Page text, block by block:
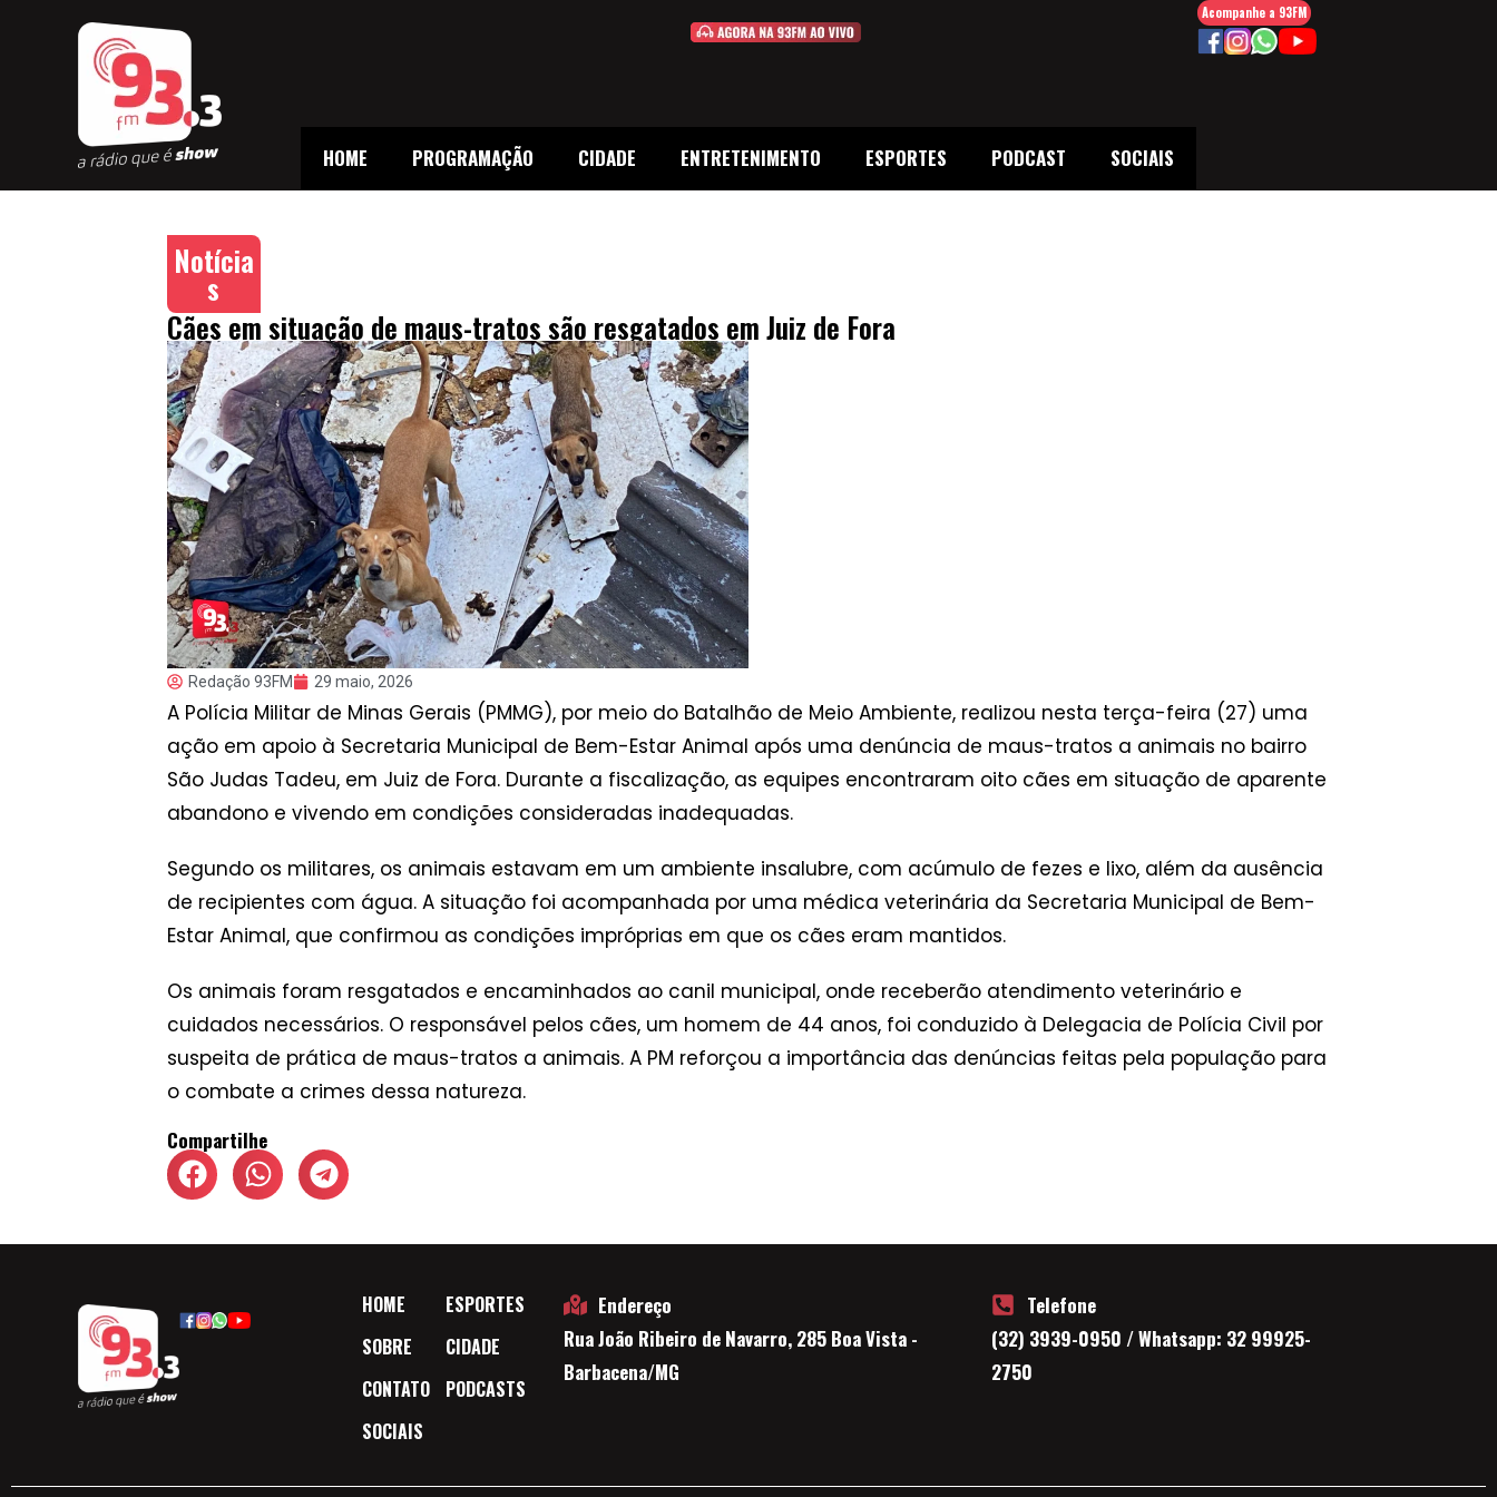
HOME PROGRAMAÇÃO CIDADE ENTRETENIMENTO ESPORTES PODCAST SOCIAIS
Acompanhe a 93FM
Notícia
s
Cães em situação de maus-tratos são resgatados em Juiz de Fora
Redação 93FM 29 maio, 2026
A Polícia Militar de Minas Gerais (PMMG), por meio do Batalhão de Meio Ambiente, realizou nesta terça-feira (27) uma
ação em apoio à Secretaria Municipal de Bem-Estar Animal após uma denúncia de maus-tratos a animais no bairro
São Judas Tadeu, em Juiz de Fora. Durante a fiscalização, as equipes encontraram oito cães em situação de aparente
abandono e vivendo em condições consideradas inadequadas.
Segundo os militares, os animais estavam em um ambiente insalubre, com acúmulo de fezes e lixo, além da ausência
de recipientes com água. A situação foi acompanhada por uma médica veterinária da Secretaria Municipal de Bem-
Estar Animal, que confirmou as condições impróprias em que os cães eram mantidos.
Os animais foram resgatados e encaminhados ao canil municipal, onde receberão atendimento veterinário e
cuidados necessários. O responsável pelos cães, um homem de 44 anos, foi conduzido à Delegacia de Polícia Civil por
suspeita de prática de maus-tratos a animais. A PM reforçou a importância das denúncias feitas pela população para
o combate a crimes dessa natureza.
Compartilhe
HOME
SOBRE
CONTATO
SOCIAIS
ESPORTES
CIDADE
PODCASTS
Endereço
Rua João Ribeiro de Navarro, 285 Boa Vista -
Barbacena/MG
Telefone
(32) 3939-0950 / Whatsapp: 32 99925-
2750